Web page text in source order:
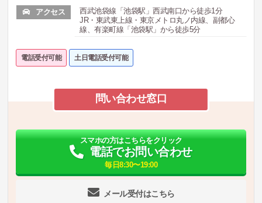
アクセス
西武池袋線「池袋駅」西武南口から徒歩1分
JR・東武東上線・東京メトロ丸ノ内線、副都心
線、有楽町線「池袋駅」から徒歩5分
電話受付可能 土日電話受付可能
問い合わせ窓口
メール受付はこちら
スマホの方はこちらをクリック
電話でお問い合わせ
毎日8:30〜19:00